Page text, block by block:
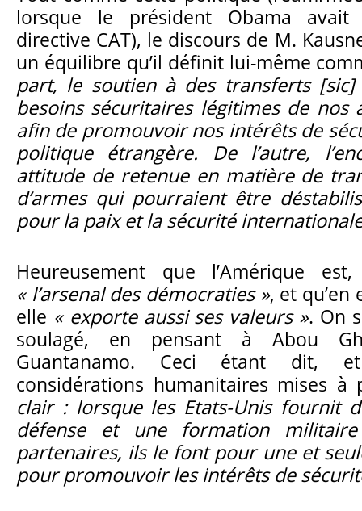
lorsque le président Obama
directive CAT), le discours de M.
un équilibre qu’il définit lui-même
part, le soutien à des transferts
besoins sécuritaires légitimes de nos
afin de promouvoir nos intérêts de
politique étrangère. De l’autre,
attitude de retenue en matière de
d’armes qui pourraient être
pour la paix et la sécurité
Heureusement que l’Amérique
« l’arsenal des démocraties », et qu’en
elle « exporte aussi ses valeurs ». On
soulagé, en pensant à Abou
Guantanamo. Ceci étant dit,
considérations humanitaires mises
clair : lorsque les Etats-Unis fournit
défense et une formation
partenaires, ils le font pour une et
pour promouvoir les intérêts de